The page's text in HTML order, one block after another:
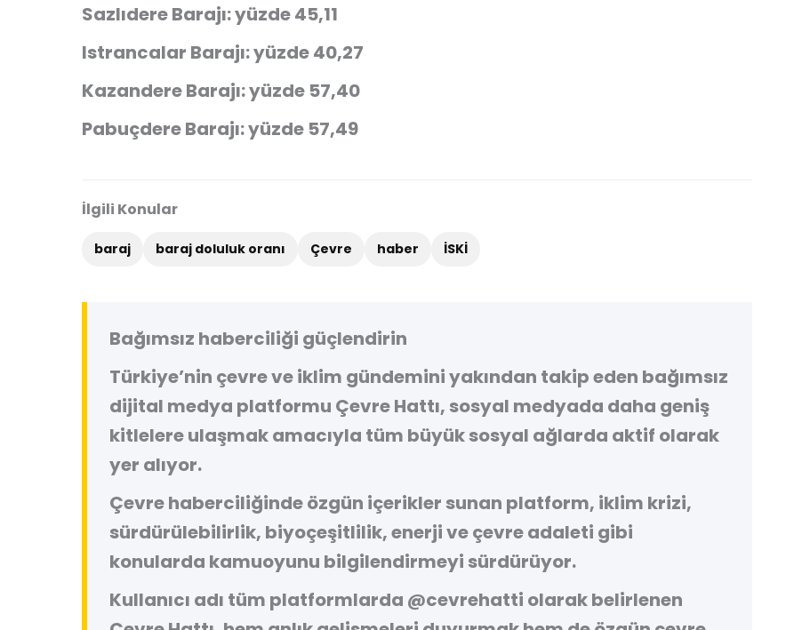
Sazlıdere Barajı: yüzde 45,11
Istrancalar Barajı: yüzde 40,27
Kazandere Barajı: yüzde 57,40
Pabuçdere Barajı: yüzde 57,49
İlgili Konular
baraj baraj doluluk oranı Çevre haber İSKİ
Bağımsız haberciliği güçlendirin
Türkiye’nin çevre ve iklim gündemini yakından takip eden bağımsız
dijital medya platformu Çevre Hattı, sosyal medyada daha geniş
kitlelere ulaşmak amacıyla tüm büyük sosyal ağlarda aktif olarak
yer alıyor.
Çevre haberciliğinde özgün içerikler sunan platform, iklim krizi,
sürdürülebilirlik, biyoçeşitlilik, enerji ve çevre adaleti gibi
konularda kamuoyunu bilgilendirmeyi sürdürüyor.
Kullanıcı adı tüm platformlarda @cevrehatti olarak belirlenen